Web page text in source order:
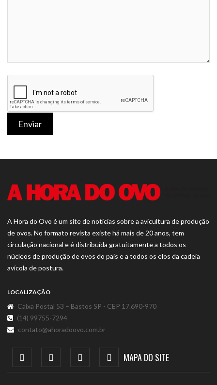
Enviar
A Hora do Ovo é um site de notícias sobre a avicultura de produção
de ovos. No formato revista existe há mais de 20 anos, tem
circulação nacional e é distribuída gratuitamente a todos os
núcleos de produção de ovos do país e a todos os elos da cadeia
avícola de postura.
LOCALIZAÇÃO
Caixa Postal 53 – Bastos SP - CEP 17.690-970
(14) 99755-7294
contato@ahoradoovo.com.br
MAPA DO SITE